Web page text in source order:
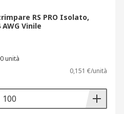
il cablaggio di viti e
sono
di dimensioni sia
RS PRO Isolato,
Vinile
unità
0,151 €/unità